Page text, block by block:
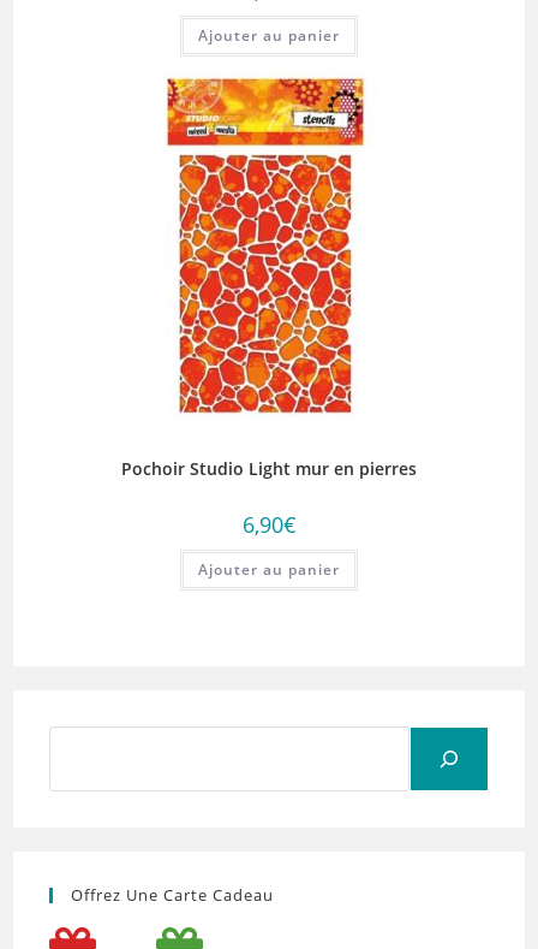
Ajouter au panier
Pochoir Studio Light mur en pierres
6,90€
Ajouter au panier
Offrez Une Carte Cadeau